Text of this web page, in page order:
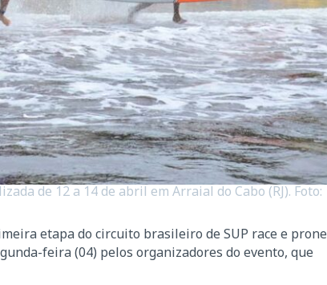
de 12 a 14 de abril em Arraial do Cabo (RJ). Foto:
etapa do circuito brasileiro de SUP race e prone
feira (04) pelos organizadores do evento, que